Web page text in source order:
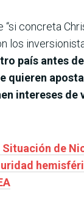
“si concreta
los
país antes
quieren
intereses de
de